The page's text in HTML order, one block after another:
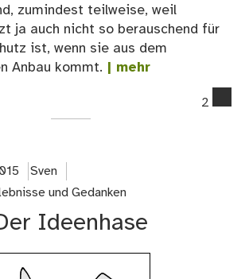
zumindest teilweise, weil
ja auch nicht so berauschend für
ist, wenn sie aus dem
Anbau kommt. | mehr
2
Sven
und Gedanken
Ideenhase